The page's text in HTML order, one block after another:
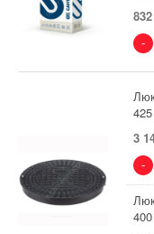
832
-
3
-